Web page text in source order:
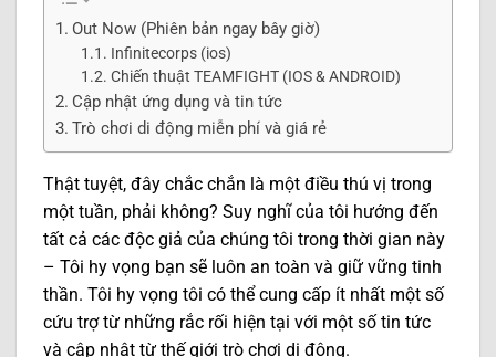
Out Now (Phiên bản ngay bây giờ)
Infinitecorps (ios)
Chiến thuật TEAMFIGHT (IOS & ANDROID)
Cập nhật ứng dụng và tin tức
Trò chơi di động miễn phí và giá rẻ
Thật tuyệt, đây chắc chắn là một điều thú vị trong
một tuần, phải không? Suy nghĩ của tôi hướng đến
tất cả các độc giả của chúng tôi trong thời gian này
– Tôi hy vọng bạn sẽ luôn an toàn và giữ vững tinh
thần. Tôi hy vọng tôi có thể cung cấp ít nhất một số
cứu trợ từ những rắc rối hiện tại với một số tin tức
và cập nhật từ thế giới trò chơi di động.